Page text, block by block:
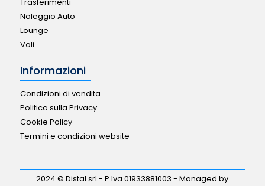
Noleggio Auto
Lounge
Voli
Informazioni
Condizioni di vendita
Politica sulla Privacy
Cookie Policy
Termini e condizioni website
2024 © Distal srl - P.Iva 01933881003 - Managed by